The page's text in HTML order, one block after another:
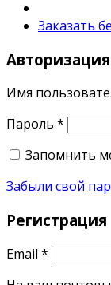
Заказать
Авторизация
Имя
Пароль *
Запомнить
Забыли свой
Регистрация
Email *